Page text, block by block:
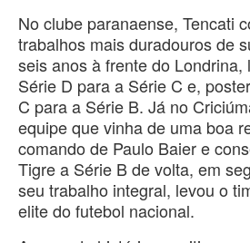
No clube paranaense, Tencati
trabalhos mais duradouros de
seis anos à frente do Londrina,
Série D para a Série C e,
C para a Série B. Já no
equipe que vinha de uma boa
comando de Paulo Baier e
Tigre a Série B de volta, em
seu trabalho integral, levou o
elite do futebol nacional.